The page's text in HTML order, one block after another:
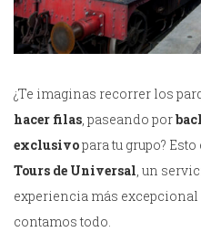
¿Te imaginas recorrer los
hacer filas , paseando por
exclusivopara tu grupo?
Tours de Universal , un
experiencia más excepcional
contamos todo.